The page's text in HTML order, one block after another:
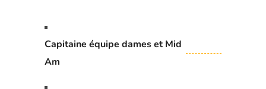
Capitaine équipe dames et Mid
Am